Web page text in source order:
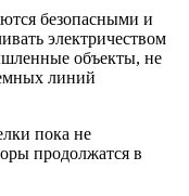
безопасными и
электричеством
объекты, не
линий
пока не
продолжатся в